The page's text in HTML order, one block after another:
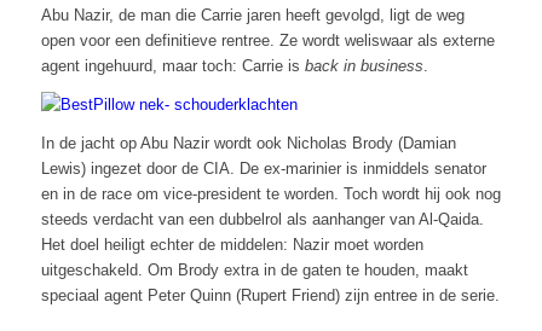
Abu Nazir, de man die Carrie jaren heeft gevolgd, ligt de weg
open voor een definitieve rentree. Ze wordt weliswaar als externe
agent ingehuurd, maar toch: Carrie is back in business
In de jacht op Abu Nazir wordt ook Nicholas Brody (Damian
Lewis) ingezet door de CIA. De ex-marinier is inmiddels senator
en in de race om vice-president te worden. Toch wordt hij ook nog
steeds verdacht van een dubbelrol als aanhanger van Al-Qaida.
Het doel heiligt echter de middelen: Nazir moet worden
uitgeschakeld. Om Brody extra in de gaten te houden, maakt
speciaal agent Peter Quinn (Rupert Friend) zijn entree in de serie.